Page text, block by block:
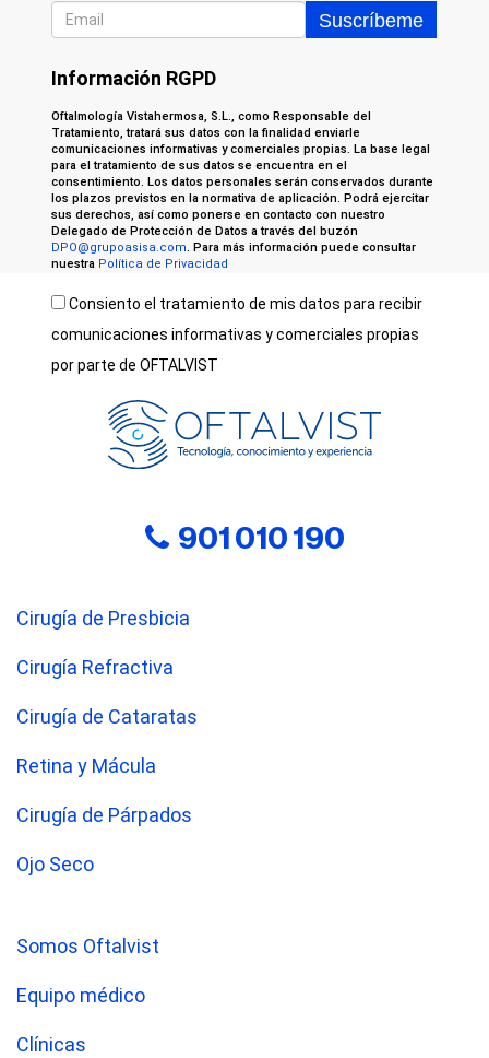
Información RGPD
Oftalmología Vistahermosa, S.L., como Responsable del
Tratamiento, tratará sus datos con la finalidad enviarle
comunicaciones informativas y comerciales propias. La base legal
para el tratamiento de sus datos se encuentra en el
consentimiento. Los datos personales serán conservados durante
los plazos previstos en la normativa de aplicación. Podrá ejercitar
sus derechos, así como ponerse en contacto con nuestro
Delegado de Protección de Datos a través del buzón
DPO@grupoasisa.com. Para más información puede consultar
nuestra Política de Privacidad
Consiento el tratamiento de mis datos para recibir
comunicaciones informativas y comerciales propias
por parte de OFTALVIST
901 010 190
Cirugía de Presbicia
Cirugía Refractiva
Cirugía de Cataratas
Retina y Mácula
Cirugía de Párpados
Ojo Seco
Somos Oftalvist
Equipo médico
Clínicas